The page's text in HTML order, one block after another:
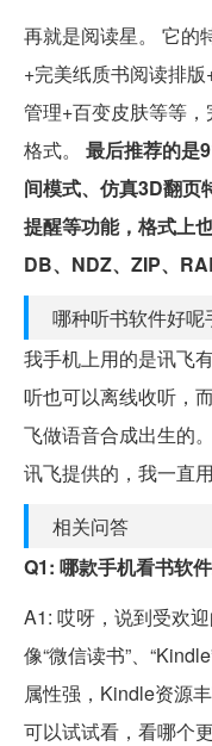
再就是阅读星。 它的
+完美纸质书阅读排
管理+百变皮肤等等
格式。 最后推荐的是
间模式、仿真3D翻页
提醒等功能，格式上
DB、NDZ、ZIP、
哪种听书软件好
我手机上用的是讯飞
听也可以离线收听，
飞做语音合成出生的
讯飞提供的，我一直
相关问答
Q1: 哪款手机看书软
A1: 哎呀，说到受欢
像“微信读书”、
属性强，Kindle资源
可以试试看，看哪个